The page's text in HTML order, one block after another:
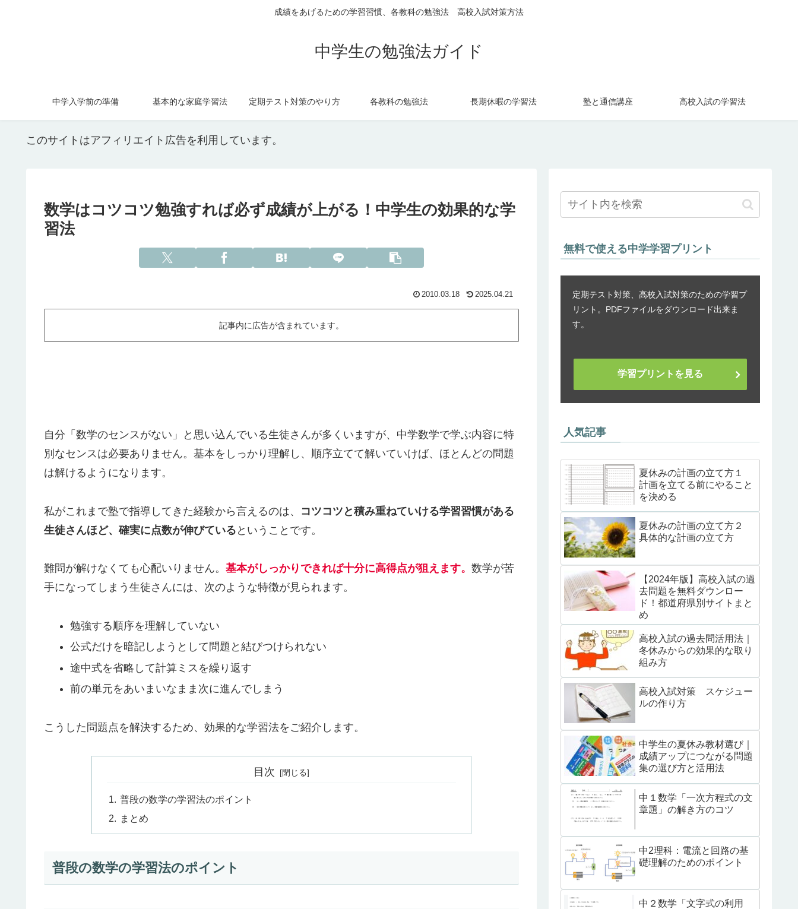
成績をあげるための学習習慣、各教科の勉強法 高校入試対策方法
中学生の勉強法ガイド
中学入学前の準備 基本的な家庭学習法 定期テスト対策のやり方 各教科の勉強法 長期休暇の学習法 塾と通信講座 高校入試の学習法
このサイトはアフィリエイト広告を利用しています。
数学はコツコツ勉強すれば必ず成績が上がる！中学生の効果的な学
習法
2010.03.18 2025.04.21
記事内に広告が含まれています。
自分「数学のセンスがない」と思い込んでいる生徒さんが多くいますが、中学数学で学ぶ内容に特
別なセンスは必要ありません。基本をしっかり理解し、順序立てて解いていけば、ほとんどの問題
は解けるようになります。
私がこれまで塾で指導してきた経験から言えるのは、 コツコツと積み重ねていける学習習慣がある
生徒さんほど、確実に点数が伸びている ということです。
難問が解けなくても心配いりません。 基本がしっかりできれば十分に高得点が狙えます。 数学が苦
手になってしまう生徒さんには、次のような特徴が見られます。
勉強する順序を理解していない
公式だけを暗記しようとして問題と結びつけられない
途中式を省略して計算ミスを繰り返す
前の単元をあいまいなまま次に進んでしまう
こうした問題点を解決するため、効果的な学習法をご紹介します。
目次
普段の数学の学習法のポイント
まとめ
普段の数学の学習法のポイント
無料で使える中学学習プリント
定期テスト対策、高校入試対策のための学習プ
リント。PDFファイルをダウンロード出来ま
す。
学習プリントを見る
人気記事
夏休みの計画の立て方１
計画を立てる前にやること
を決める
夏休みの計画の立て方２
具体的な計画の立て方
【2024年版】高校入試の過
去問題を無料ダウンロー
ド！都道府県別サイトまと
め
高校入試の過去問活用法｜
冬休みからの効果的な取り
組み方
高校入試対策 スケジュー
ルの作り方
中学生の夏休み教材選び｜
成績アップにつながる問題
集の選び方と活用法
中１数学「一次方程式の文
章題」の解き方のコツ
中2理科：電流と回路の基
礎理解のためのポイント
中２数学「文字式の利用